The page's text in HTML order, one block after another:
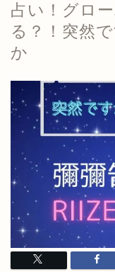
占い！グロ
る？！突然
か